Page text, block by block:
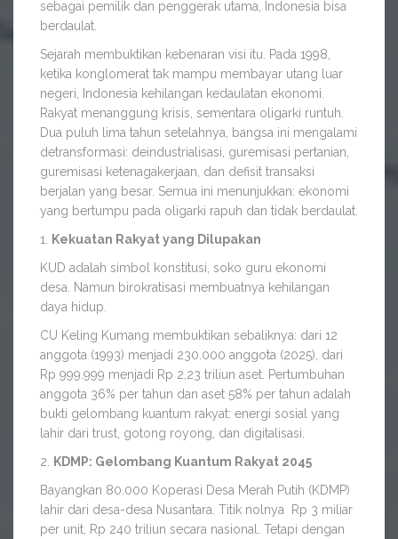
sebagai pemilik dan penggerak utama, Indonesia bisa
berdaulat.
Sejarah membuktikan kebenaran visi itu. Pada 1998,
ketika konglomerat tak mampu membayar utang luar
negeri, Indonesia kehilangan kedaulatan ekonomi.
Rakyat menanggung krisis, sementara oligarki runtuh.
Dua puluh lima tahun setelahnya, bangsa ini mengalami
detransformasi: deindustrialisasi, guremisasi pertanian,
guremisasi ketenagakerjaan, dan defisit transaksi
berjalan yang besar. Semua ini menunjukkan: ekonomi
yang bertumpu pada oligarki rapuh dan tidak berdaulat.
1.
Kekuatan Rakyat yang Dilupakan
KUD adalah simbol konstitusi, soko guru ekonomi
desa. Namun birokratisasi membuatnya kehilangan
daya hidup.
CU Keling Kumang membuktikan sebaliknya: dari 12
anggota (1993) menjadi 230.000 anggota (2025), dari
Rp 999.999 menjadi Rp 2,23 triliun aset. Pertumbuhan
anggota 36% per tahun dan aset 58% per tahun adalah
bukti gelombang kuantum rakyat: energi sosial yang
lahir dari trust, gotong royong, dan digitalisasi.
2.
KDMP: Gelombang Kuantum Rakyat 2045
Bayangkan 80.000 Koperasi Desa Merah Putih (KDMP)
lahir dari desa-desa Nusantara. Titik nolnya Rp 3 miliar
per unit, Rp 240 triliun secara nasional. Tetapi dengan